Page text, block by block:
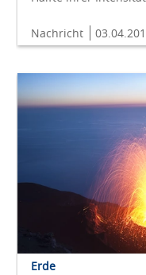
Nachricht
Erde